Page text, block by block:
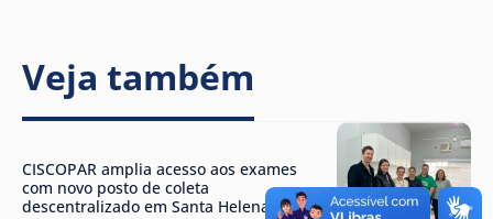
Veja também
CISCOPAR amplia acesso aos exames
com novo posto de coleta
descentralizado em Santa Helena